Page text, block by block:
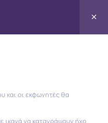
και οι εκφωνητές θα
ικανά να καταγράψουν ήχο